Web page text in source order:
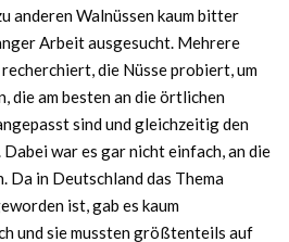
anderen Walnüssen kaum bitter
Arbeit ausgesucht. Mehrere
die Nüsse probiert, um
die am besten an die örtlichen
sind und gleichzeitig den
Dabei war es gar nicht einfach, an die
Da in Deutschland das Thema
ist, gab es kaum
und sie mussten größtenteils auf